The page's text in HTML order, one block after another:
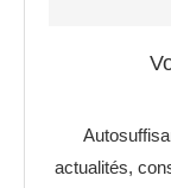
actualités,